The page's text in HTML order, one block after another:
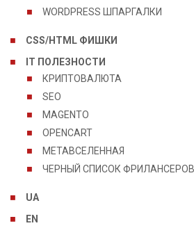
WORDPRESS ШПАРГАЛКИ
CSS/HTML ФИШКИ
IT ПОЛЕЗНОСТИ
КРИПТОВАЛЮТА
SEO
MAGENTO
OPENCART
МЕТАВСЕЛЕННАЯ
ЧЕРНЫЙ СПИСОК
UA
EN